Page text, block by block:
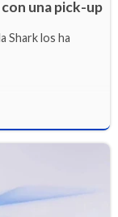
una pick-up
Shark los ha